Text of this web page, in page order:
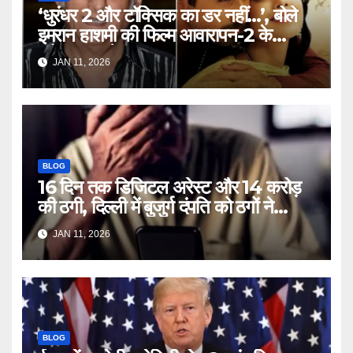
‘धुरंधर 2 और टॉक्सिक का डर नहीं…’, बोले
इमरान हाशमी की फिल्म आवारापन-2 के
प्रोड्यूसर मुकेश भट्ट – Mukesh
Bhatt on Emraan Hashmi
Awarapan 2 delay release
date tmovg
JAN 11, 2026
BLOG
16 दिन तक डिजिटल अरेस्ट और 14 करोड़
की ठगी, दिल्ली में बुजुर्ग दंपति को ठगों ने
लगाया चूना – Delhi Cyber Fraud
elderly couple digital arrest
duped crores ntc rttm
JAN 11, 2026
BLOG